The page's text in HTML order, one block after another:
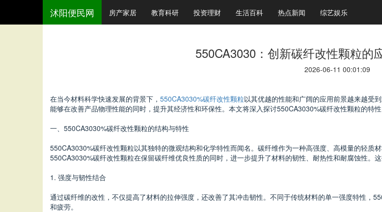
沭阳便民网 房产家居 教育科研 投资理财 生活百科 热点新闻 综艺娱乐
550CA3030：创新碳纤改性颗粒的
2026-06-11 00:01:09
在当今材料科学快速发展的背景下， 550CA3030%碳纤改性颗粒以其优越的性能和广阔的应用前景越来越受
能够在改善产品物理性能的同时，提升其经济性和环保性。本文将深入探讨550CA3030%碳纤改性颗粒的特
一、550CA3030%碳纤改性颗粒的结构与特性
550CA3030%碳纤改性颗粒以其独特的微观结构和化学特性而闻名。碳纤维作为一种高强度、高模量的轻质
550CA3030%碳纤改性颗粒在保留碳纤维优良性质的同时，进一步提升了材料的韧性、耐热性和耐腐蚀性。
1. 强度与韧性结合
通过碳纤维的改性，不仅提高了材料的拉伸强度，还改善了其冲击韧性。不同于传统材料的单一强度特性，
和疲劳。